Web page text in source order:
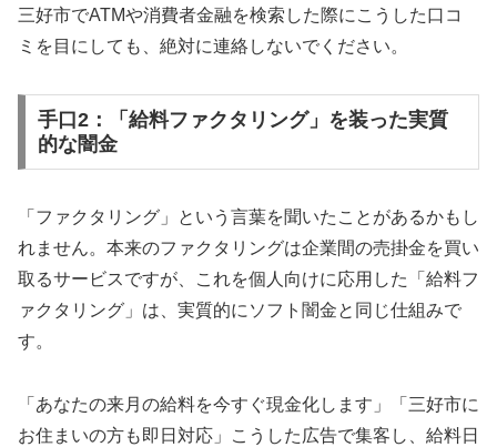
三好市でATMや消費者金融を検索した際にこうした口コ
ミを目にしても、絶対に連絡しないでください。
手口2：「給料ファクタリング」を装った実質
的な闇金
「ファクタリング」という言葉を聞いたことがあるかもし
れません。本来のファクタリングは企業間の売掛金を買い
取るサービスですが、これを個人向けに応用した「給料フ
ァクタリング」は、実質的にソフト闇金と同じ仕組みで
す。
「あなたの来月の給料を今すぐ現金化します」「三好市に
お住まいの方も即日対応」こうした広告で集客し、給料日